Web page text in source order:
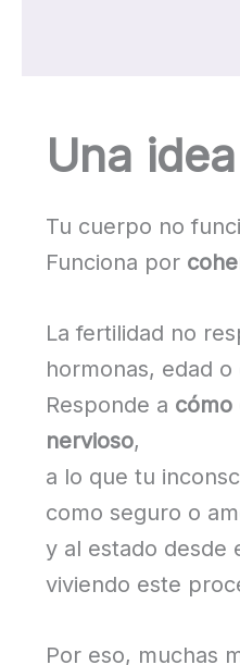
Una
Tu cuerpo no
Funciona por
La fertilidad no
hormonas, edad o
Responde a cómo
nervioso,
a lo que tu
como seguro o
y al estado desde
viviendo este
Por eso, muchas